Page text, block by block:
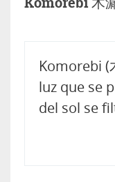
Komorebi (
luz que se
del sol se